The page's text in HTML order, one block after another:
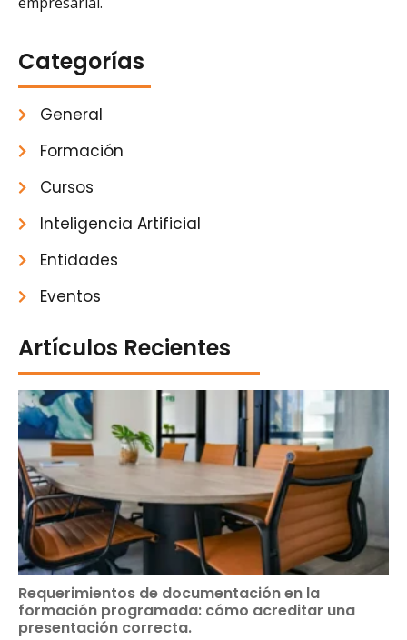
Artículos Recientes
Requerimientos de documentación en la
formación programada: cómo acreditar una
presentación correcta.
Categorías
General
Formación
Cursos
Inteligencia Artificial
Entidades
Eventos